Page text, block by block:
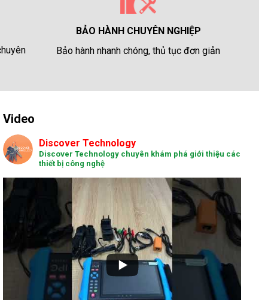
BẢO HÀNH CHUYÊN NGHIỆP
Bảo hành nhanh chóng, thủ tục đơn giản
Video
Discover Technology
Discover Technology chuyên khám phá giới thiệu các
thiết bị công nghệ